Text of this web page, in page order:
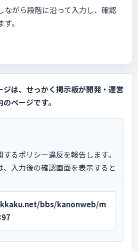
ながら段階に沿って入力し、確認
。
ジは、せっかく掲示板が開発・運営
ページです。
るポリシー違反を報告します。
、入力後の確認画面を表示すると
bbs/kanonweb/m